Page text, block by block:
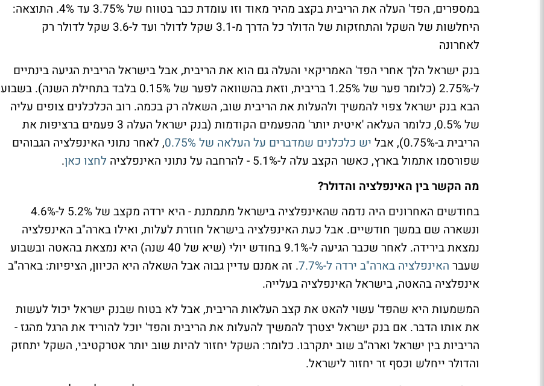
במספרים, הפד' העלה את הריבית בקצב מהיר מאוד וזו עומדת כבר בטווח של 3.75% עד 4%. התוצאה:
היחלשות של השקל והתחזקות של הדולר כל הדרך מ-3.1 שקל לדולר ועד ל-3.6 שקל לדולר רק
לאחרונה
בנק ישראל הלך אחרי הפד' האמריקאי והעלה גם הוא את הריבית, אבל בישראל הריבית הגיעה בינתיים
ל-2.75% (כלומר פער של 1.25% בריבית, וזאת בהשוואה לפער של 0.15% בלבד בתחילת השנה). בשבוע
הבא בנק ישראל צפוי להמשיך ולהעלות את הריבית שוב, השאלה רק בכמה. רוב הכלכלנים צופים עליה
של 0.5%, כלומר העלאה 'איטית יותר' מהפעמים הקודמות (בנק ישראל העלה 3 פעמים ברציפות את
הריבית ב-0.75%), אבל
יש כלכלנים שמדברים על העלאה של 0.75%
, לאחר נתוני האינפלציה הגבוהים
שפורסמו אתמול בארץ, כאשר הקצב עלה ל-5.1% - להרחבה על נתוני האינפלציה
לחצו כאן.
מה הקשר בין האינפלציה והדולר?
בחודשים האחרונים היה נדמה שהאינפלציה בישראל מתמתנת - היא ירדה מקצב של 5.2% ל-4.6%
ונשארה שם במשך חודשיים. אבל כעת האינפלציה בישראל חוזרת לעלות, ואילו בארה"ב האינפלציה
נמצאת בירידה. לאחר שכבר הגיעה ל-9.1% בחודש יולי (שיא של 40 שנה) היא נמצאת בהאטה ובשבוע
שעבר האינפלציה בארה"ב ירדה ל-7.7%
. זה אמנם עדיין גבוה אבל השאלה היא הכיוון, הציפיות: בארה"ב
אינפלציה בהאטה, בישראל האינפלציה בעלייה.
המשמעות היא שהפד' עשוי להאט את קצב העלאות הריבית, אבל לא בטוח שבנק ישראל יכול לעשות
את אותו הדבר. אם בנק ישראל יצטרך להמשיך להעלות את הריבית והפד' יוכל להוריד את הרגל מהגז -
הריביות בין ישראל וארה"ב שוב יתקרבו. כלומר: השקל יחזור להיות שוב יותר אטרקטיבי, השקל יתחזק
והדולר ייחלש וכסף זר יחזור לישראל.